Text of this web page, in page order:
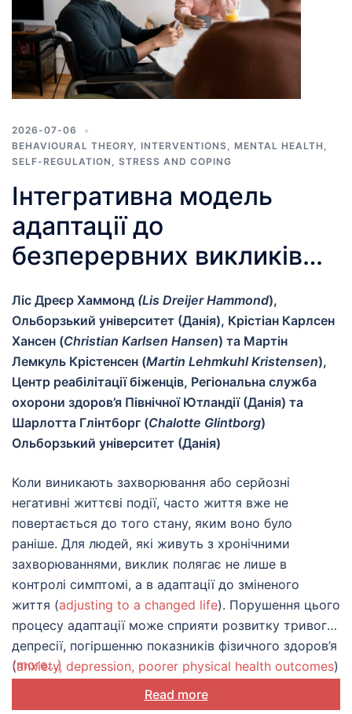
2026-07-06
BEHAVIOURAL THEORY, INTERVENTIONS, MENTAL HEALTH ,
SELF-REGULATION , STRESS AND COPING
Інтегративна модель
адаптації до
безперервних викликів
підтримка
біопсихосоціальної
адаптації
Ліс Дреєр Хаммонд (Lis Dreijer Hammond),
Ольборзький університет (Данія), Крістіан Карлсен
Хансен (Christian Karlsen Hansen) та Мартін
Лемкуль Крістенсен (Martin Lehmkuhl Kristensen),
Центр реабілітації біженців, Регіональна служба
охорони здоров’я Північної Ютландії (Данія) та
Шарлотта Глінтборг (Chalotte Glintborg)
Ольборзький університет (Данія)
Коли виникають захворювання або серйозні
негативні життєві події, часто життя вже не
повертається до того стану, яким воно було
раніше. Для людей, які живуть з хронічними
захворюваннями, виклик полягає не лише в
контролі симптомі, а в адаптації до зміненого
життя (adjusting to a changed life). Порушення цього
процесу адаптації може сприяти розвитку тривоги,
депресії, погіршенню показників фізичного здоров’я
(anxiety, depression, poorer physical health outcomes)
та збільшенню частоти використання медичних
послуг (increased use of healthcare services). Оцінки
(more…)
Read more